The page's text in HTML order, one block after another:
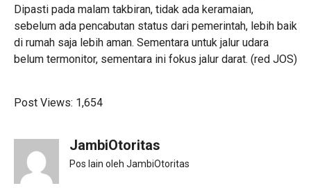
Dipasti pada malam takbiran, tidak ada keramaian,
sebelum ada pencabutan status dari pemerintah, lebih baik
di rumah saja lebih aman. Sementara untuk jalur udara
belum termonitor, sementara ini fokus jalur darat. (red JOS)
Post Views: 1,654
JambiOtoritas
Pos lain oleh JambiOtoritas